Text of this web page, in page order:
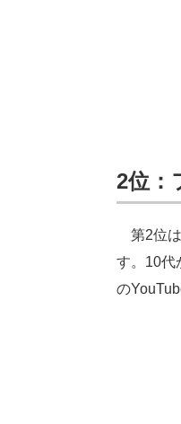
2位：
第2位は
す。10代
の